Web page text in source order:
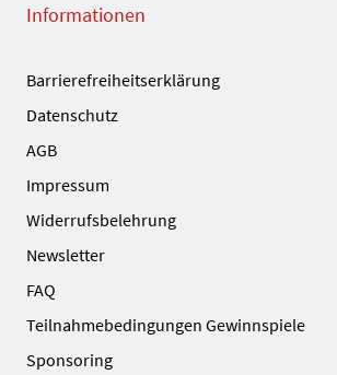
Informationen
Barrierefreiheitserklärung
Datenschutz
AGB
Impressum
Widerrufsbelehrung
Newsletter
FAQ
Teilnahmebedingungen Gewinnspiele
Sponsoring